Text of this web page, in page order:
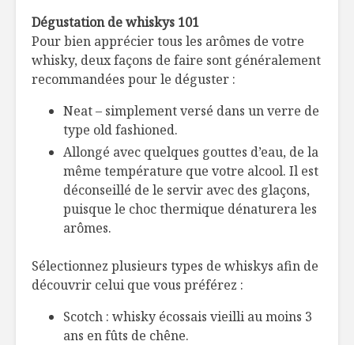
Dégustation de whiskys 101
Pour bien apprécier tous les arômes de votre
whisky, deux façons de faire sont généralement
recommandées pour le déguster :
Neat – simplement versé dans un verre de
type old fashioned.
Allongé avec quelques gouttes d’eau, de la
même température que votre alcool. Il est
déconseillé de le servir avec des glaçons,
puisque le choc thermique dénaturera les
arômes.
Sélectionnez plusieurs types de whiskys afin de
découvrir celui que vous préférez :
Scotch : whisky écossais vieilli au moins 3
ans en fûts de chêne.